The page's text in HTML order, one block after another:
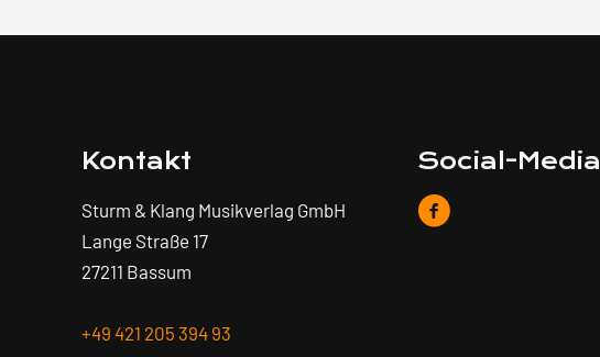
Kontakt
Sturm & Klang Musikverlag GmbH
Lange Straße 17
27211 Bassum
+49 421 205 394 93
Social-Media